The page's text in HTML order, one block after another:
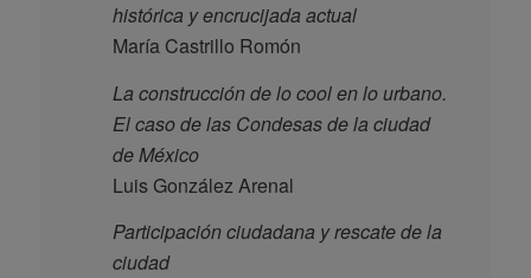
histórica y encrucijada actual
María Castrillo Romón
La construcción de lo cool en lo urbano.
El caso de las Condesas de la ciudad
de México
Luis González Arenal
Participación ciudadana y rescate de la
ciudad